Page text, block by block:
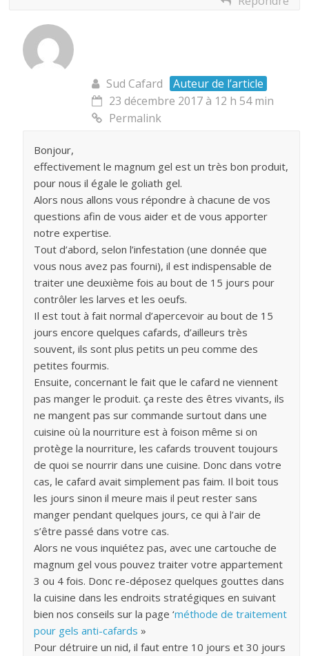
Sud Cafard
Auteur de l’article
23 décembre 2017 à 12 h 54 min
Permalink
Bonjour,
effectivement le magnum gel est un très bon produit,
pour nous il égale le goliath gel.
Alors nous allons vous répondre à chacune de vos
questions afin de vous aider et de vous apporter
notre expertise.
Tout d’abord, selon l’infestation (une donnée que
vous nous avez pas fourni), il est indispensable de
traiter une deuxième fois au bout de 15 jours pour
contrôler les larves et les oeufs.
Il est tout à fait normal d’apercevoir au bout de 15
jours encore quelques cafards, d’ailleurs très
souvent, ils sont plus petits un peu comme des
petites fourmis.
Ensuite, concernant le fait que le cafard ne viennent
pas manger le produit. ça reste des êtres vivants, ils
ne mangent pas sur commande surtout dans une
cuisine où la nourriture est à foison même si on
protège la nourriture, les cafards trouvent toujours
de quoi se nourrir dans une cuisine. Donc dans votre
cas, le cafard avait simplement pas faim. Il boit tous
les jours sinon il meure mais il peut rester sans
manger pendant quelques jours, ce qui à l’air de
s’être passé dans votre cas.
Alors ne vous inquiétez pas, avec une cartouche de
magnum gel vous pouvez traiter votre appartement
3 ou 4 fois. Donc re-déposez quelques gouttes dans
la cuisine dans les endroits stratégiques en suivant
bien nos conseils sur la page ‘méthode de traitement
pour gels anti-cafards »
Pour détruire un nid, il faut entre 10 jours et 30 jours